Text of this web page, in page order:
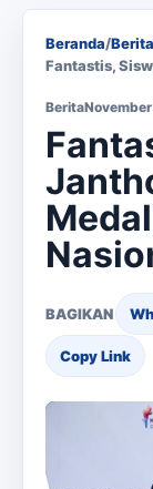
Beranda/Berita
Fantastis,
Berita
BAGIKAN
Copy Link